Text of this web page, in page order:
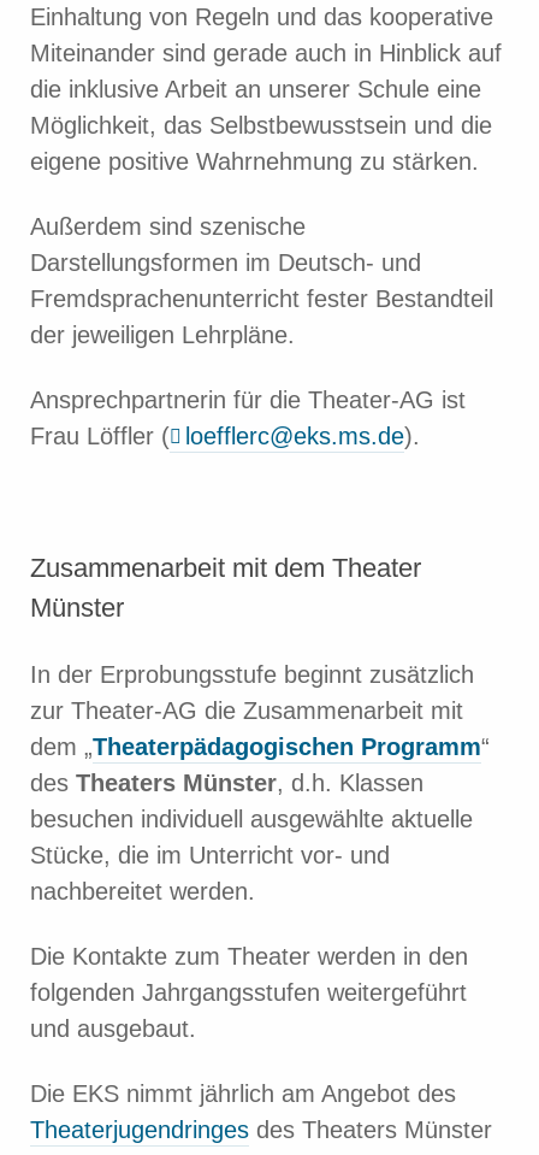
Einhaltung von Regeln und das kooperative
Miteinander sind gerade auch in Hinblick auf
die inklusive Arbeit an unserer Schule eine
Möglichkeit, das Selbstbewusstsein und die
eigene positive Wahrnehmung zu stärken.
Außerdem sind szenische
Darstellungsformen im Deutsch- und
Fremdsprachenunterricht fester Bestandteil
der jeweiligen Lehrpläne.
Ansprechpartnerin für die Theater-AG ist
Frau Löffler (
loefflerc@eks.ms.de).
Zusammenarbeit mit dem Theater
Münster
In der Erprobungsstufe beginnt zusätzlich
zur Theater-AG die Zusammenarbeit mit
dem „Theaterpädagogischen Programm“
des Theaters Münster, d.h. Klassen
besuchen individuell ausgewählte aktuelle
Stücke, die im Unterricht vor- und
nachbereitet werden.
Die Kontakte zum Theater werden in den
folgenden Jahrgangsstufen weitergeführt
und ausgebaut.
Die EKS nimmt jährlich am Angebot des
Theaterjugendringes des Theaters Münster